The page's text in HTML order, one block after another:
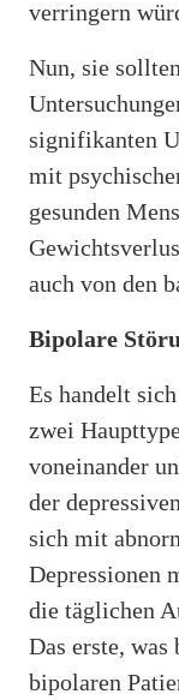
verringern
Nun, sie
signifikanten
mit
gesunden
auch von den
Bipolare
Es handelt
zwei
voneinander
der
sich mit
Depressionen
die täglichen
Das erste, was
bipolaren